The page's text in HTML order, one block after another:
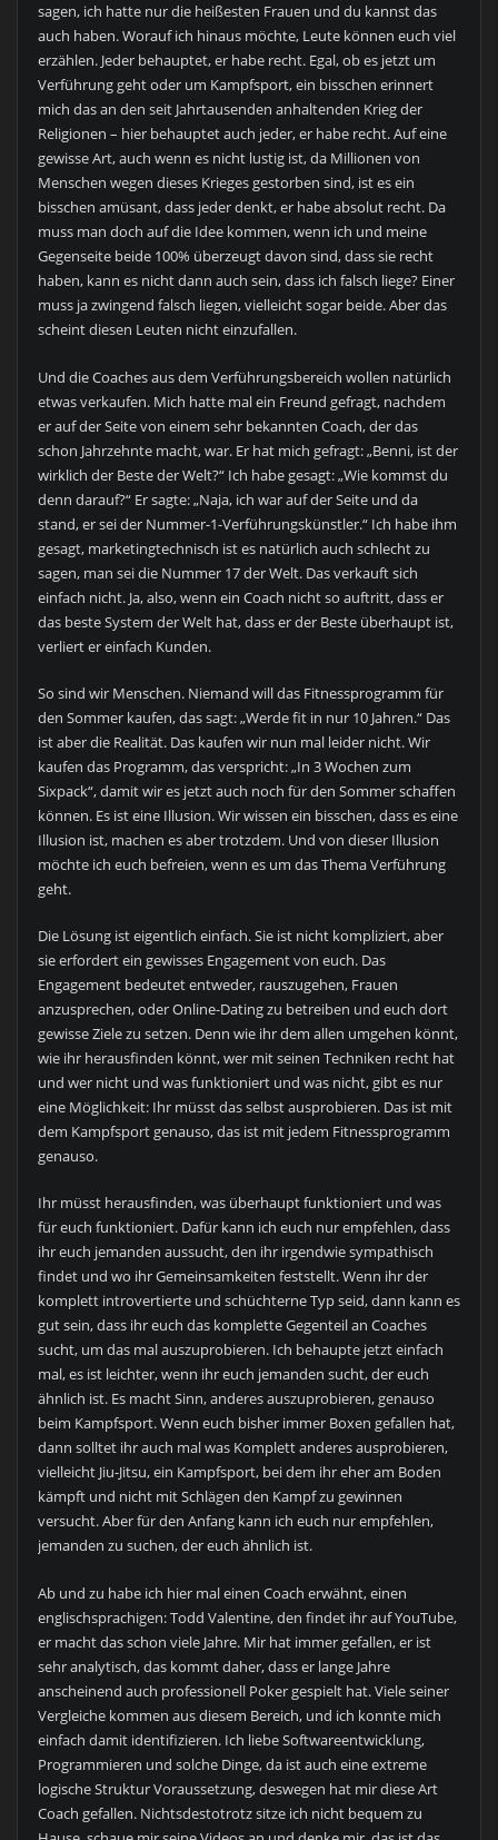
sagen, ich hatte nur die heißesten Frauen und du kannst das
auch haben. Worauf ich hinaus möchte, Leute können euch viel
erzählen. Jeder behauptet, er habe recht. Egal, ob es jetzt um
Verführung geht oder um Kampfsport, ein bisschen erinnert
mich das an den seit Jahrtausenden anhaltenden Krieg der
Religionen – hier behauptet auch jeder, er habe recht. Auf eine
gewisse Art, auch wenn es nicht lustig ist, da Millionen von
Menschen wegen dieses Krieges gestorben sind, ist es ein
bisschen amüsant, dass jeder denkt, er habe absolut recht. Da
muss man doch auf die Idee kommen, wenn ich und meine
Gegenseite beide 100% überzeugt davon sind, dass sie recht
haben, kann es nicht dann auch sein, dass ich falsch liege? Einer
muss ja zwingend falsch liegen, vielleicht sogar beide. Aber das
scheint diesen Leuten nicht einzufallen.
Und die Coaches aus dem Verführungsbereich wollen natürlich
etwas verkaufen. Mich hatte mal ein Freund gefragt, nachdem
er auf der Seite von einem sehr bekannten Coach, der das
schon Jahrzehnte macht, war. Er hat mich gefragt: „Benni, ist der
wirklich der Beste der Welt?“ Ich habe gesagt: „Wie kommst du
denn darauf?“ Er sagte: „Naja, ich war auf der Seite und da
stand, er sei der Nummer-1-Verführungskünstler.“ Ich habe ihm
gesagt, marketingtechnisch ist es natürlich auch schlecht zu
sagen, man sei die Nummer 17 der Welt. Das verkauft sich
einfach nicht. Ja, also, wenn ein Coach nicht so auftritt, dass er
das beste System der Welt hat, dass er der Beste überhaupt ist,
verliert er einfach Kunden.
So sind wir Menschen. Niemand will das Fitnessprogramm für
den Sommer kaufen, das sagt: „Werde fit in nur 10 Jahren.“ Das
ist aber die Realität. Das kaufen wir nun mal leider nicht. Wir
kaufen das Programm, das verspricht: „In 3 Wochen zum
Sixpack“, damit wir es jetzt auch noch für den Sommer schaffen
können. Es ist eine Illusion. Wir wissen ein bisschen, dass es eine
Illusion ist, machen es aber trotzdem. Und von dieser Illusion
möchte ich euch befreien, wenn es um das Thema Verführung
geht.
Die Lösung ist eigentlich einfach. Sie ist nicht kompliziert, aber
sie erfordert ein gewisses Engagement von euch. Das
Engagement bedeutet entweder, rauszugehen, Frauen
anzusprechen, oder Online-Dating zu betreiben und euch dort
gewisse Ziele zu setzen. Denn wie ihr dem allen umgehen könnt,
wie ihr herausfinden könnt, wer mit seinen Techniken recht hat
und wer nicht und was funktioniert und was nicht, gibt es nur
eine Möglichkeit: Ihr müsst das selbst ausprobieren. Das ist mit
dem Kampfsport genauso, das ist mit jedem Fitnessprogramm
genauso.
Ihr müsst herausfinden, was überhaupt funktioniert und was
für euch funktioniert. Dafür kann ich euch nur empfehlen, dass
ihr euch jemanden aussucht, den ihr irgendwie sympathisch
findet und wo ihr Gemeinsamkeiten feststellt. Wenn ihr der
komplett introvertierte und schüchterne Typ seid, dann kann es
gut sein, dass ihr euch das komplette Gegenteil an Coaches
sucht, um das mal auszuprobieren. Ich behaupte jetzt einfach
mal, es ist leichter, wenn ihr euch jemanden sucht, der euch
ähnlich ist. Es macht Sinn, anderes auszuprobieren, genauso
beim Kampfsport. Wenn euch bisher immer Boxen gefallen hat,
dann solltet ihr auch mal was Komplett anderes ausprobieren,
vielleicht Jiu-Jitsu, ein Kampfsport, bei dem ihr eher am Boden
kämpft und nicht mit Schlägen den Kampf zu gewinnen
versucht. Aber für den Anfang kann ich euch nur empfehlen,
jemanden zu suchen, der euch ähnlich ist.
Ab und zu habe ich hier mal einen Coach erwähnt, einen
englischsprachigen: Todd Valentine, den findet ihr auf YouTube,
er macht das schon viele Jahre. Mir hat immer gefallen, er ist
sehr analytisch, das kommt daher, dass er lange Jahre
anscheinend auch professionell Poker gespielt hat. Viele seiner
Vergleiche kommen aus diesem Bereich, und ich konnte mich
einfach damit identifizieren. Ich liebe Softwareentwicklung,
Programmieren und solche Dinge, da ist auch eine extreme
logische Struktur Voraussetzung, deswegen hat mir diese Art
Coach gefallen. Nichtsdestotrotz sitze ich nicht bequem zu